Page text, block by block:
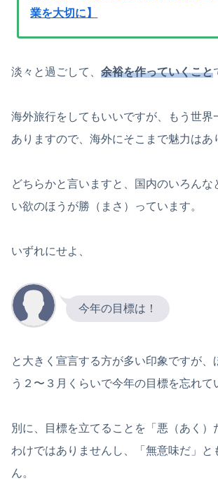
業を大切に】
淡々と過ごして、 余裕を作っていくこと
海外旅行をしてもいいですが、もう世界
ありますので、海外にそこまで魅力はあ
どちらかと言いますと、国内のいろんな
い欲のほうが勝（まさ）っています。
いずれにせよ、
今年の目標は！
と大きく宣言する方が多い印象ですが、
う２〜３月くらいで今年の目標を忘れて
別に、目標を立てることを「悪（あく）
わけではありませんし、「無意味だ」と
ん。